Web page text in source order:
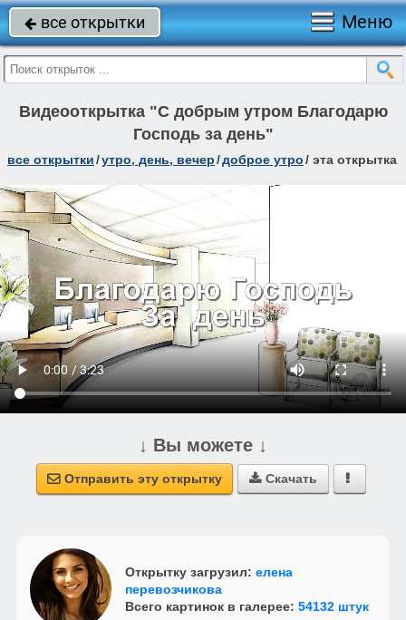
 все открытки Меню
Видеооткрытка "С добрым утром Благодарю
Господь за день"
все открытки/утро, день, вечер/доброе утро/ эта открытка
↓ Вы можете ↓
 Отправить эту открытку  Скачать 
Открытку загрузил: елена
перевозчикова
Всего картинок в галерее: 54132 штук